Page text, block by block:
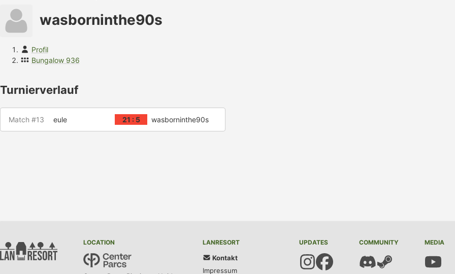
wasborninthe90s
Profil
Bungalow 936
Turnierverlauf
Match #13 eule 21 : 5 wasborninthe90s
LOCATION LANRESORT
Kontakt
Impressum
UPDATES COMMUNITY MEDIA